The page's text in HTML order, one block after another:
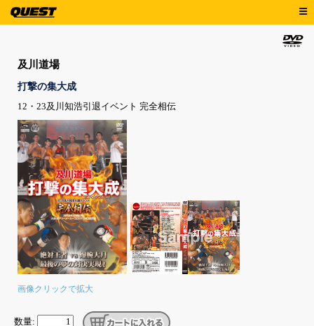
及川道場
打撃の集大成
12・23及川知浩引退イベント 完全相伝
画像クリックで拡大
数量: